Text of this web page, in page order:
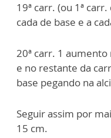
19ª carr. (ou 1ª
cada de base e a
20ª carr. 1
e no restante da
base pegando na
Seguir assim por
15 cm.